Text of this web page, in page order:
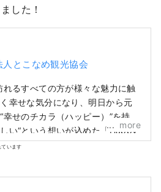
した！
人とこなめ観光協会
れるすべての方が様々な魅力に触
幸せな気分になり、明日から元
幸せのチカラ（ハッピー）”を持っ
い“という想いが込めた「Happy
（ハッピーカモントコ
more
ています